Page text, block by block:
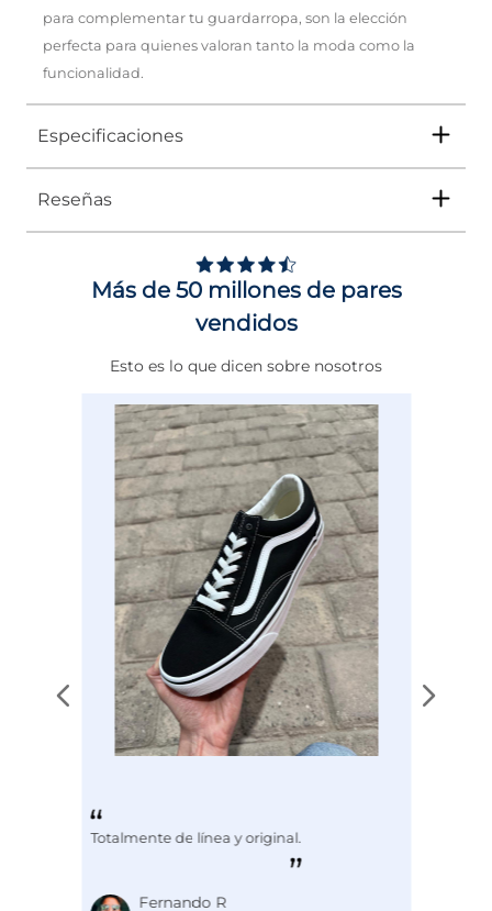
para complementar tu guardarropa, son la elección
perfecta para quienes valoran tanto la moda como la
funcionalidad.
Especificaciones
Tipo
Género Hombre
DE 0 A 4 cms
NORMAL
BEIGE
Especificaciones CASCO DE ACERO
Reseñas
Más de 50 millones de pares
vendidos
Esto es lo que dicen sobre nosotros
Totalmente de línea y original.
Fernando R